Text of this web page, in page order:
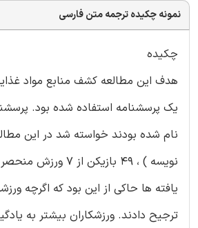
نمونه چکیده ترجمه متن فارسی
چکیده
هدف این مطالعه کشف منابع مواد
یک پرسشنامه استفاده شده بود.
نام شده بودند خواسته شد در این
نویسه ) ، 49 بازیکن از 7 ورزش منحصر به فرد اطلاعاتی آماده کردند.
یافته ها حاکی از این بود که اگرچه
ترجیح دادند. ورزشکاران بیشتر به